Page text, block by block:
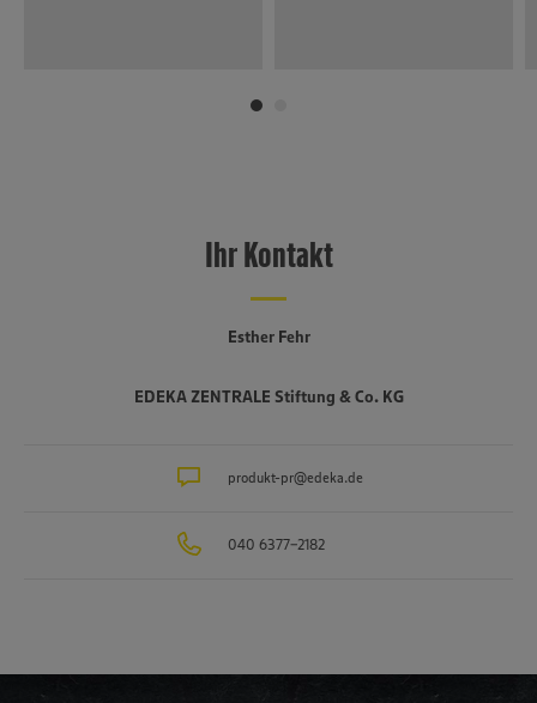
Ihr Kontakt
Esther Fehr
EDEKA ZENTRALE Stiftung & Co. KG
produkt-pr@edeka.de
040 6377-2182